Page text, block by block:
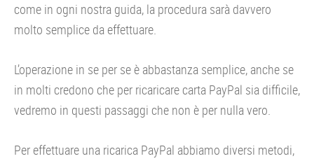
come in ogni nostra guida, la procedura sarà davvero
molto semplice da effettuare.
L’operazione in se per se è abbastanza semplice, anche se
in molti credono che per ricaricare carta PayPal sia difficile,
vedremo in questi passaggi che non è per nulla vero.
Per effettuare una ricarica PayPal abbiamo diversi metodi,